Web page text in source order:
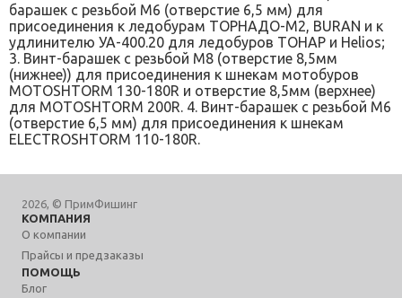
барашек с резьбой М6 (отверстие 6,5 мм) для
присоединения к ледобурам ТОРНАДО-М2, BURAN и к
удлинителю УА-400.20 для ледобуров ТОНАР и Helios;
3. Винт-барашек с резьбой М8 (отверстие 8,5мм
(нижнее)) для присоединения к шнекам мотобуров
MOTOSHTORM 130-180R и отверстие 8,5мм (верхнее)
для MOTOSHTORM 200R. 4. Винт-барашек с резьбой М6
(отверстие 6,5 мм) для присоединения к шнекам
ELECTROSHTORM 110-180R.
2026, © ПримФишинг
КОМПАНИЯ
О компании
Прайсы и предзаказы
ПОМОЩЬ
Блог